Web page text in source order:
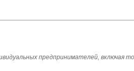
предпринимателей, включая